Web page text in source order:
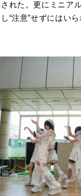
れた。更にミニア
“注意”せずにはい